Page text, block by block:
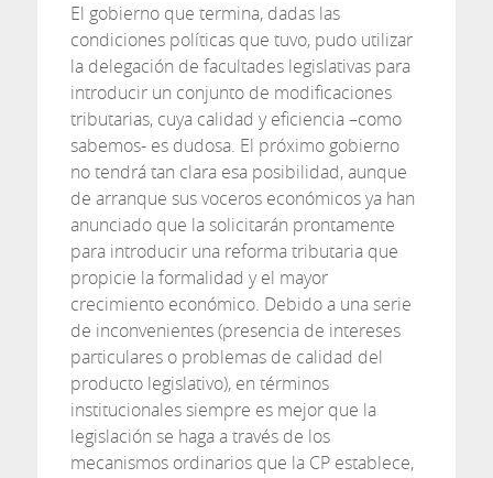
El gobierno que termina, dadas las
condiciones políticas que tuvo, pudo utilizar
la delegación de facultades legislativas para
introducir un conjunto de modificaciones
tributarias, cuya calidad y eficiencia –como
sabemos- es dudosa. El próximo gobierno
no tendrá tan clara esa posibilidad, aunque
de arranque sus voceros económicos ya han
anunciado que la solicitarán prontamente
para introducir una reforma tributaria que
propicie la formalidad y el mayor
crecimiento económico. Debido a una serie
de inconvenientes (presencia de intereses
particulares o problemas de calidad del
producto legislativo), en términos
institucionales siempre es mejor que la
legislación se haga a través de los
mecanismos ordinarios que la CP establece,